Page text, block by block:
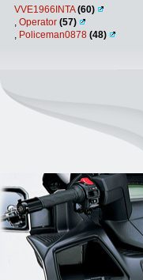
VVE1966INTA(60)
Operator (57)
Policeman0878 (48)